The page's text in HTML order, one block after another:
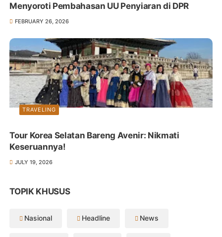
Menyoroti Pembahasan UU Penyiaran di DPR
FEBRUARY 26, 2026
TRAVELING
Tour Korea Selatan Bareng Avenir: Nikmati
Keseruannya!
JULY 19, 2026
TOPIK KHUSUS
Nasional Headline News